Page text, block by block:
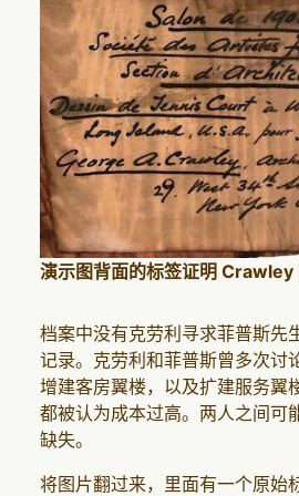
演示图背面的标签证明 Crawley
档案中没有克劳利寻求菲普斯先
记录。克劳利和菲普斯曾多次讨
增建客房翼楼，以及扩建服务
都被认为成本过高。两人之间可
缺失。
将图片翻过来，里面有一个原始